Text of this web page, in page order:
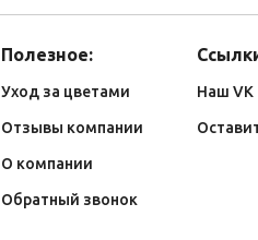
Полезное:
Уход за цветами
Отзывы компании
О компании
Обратный звонок
Наш VK